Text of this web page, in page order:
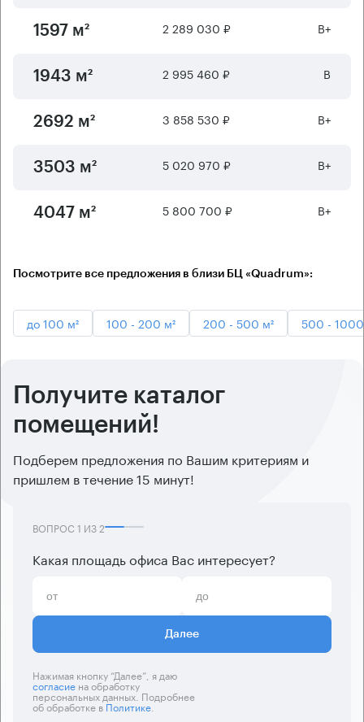
1597 м² 2 289 030 ₽ B+
1943 м² 2 995 460 ₽ B
2692 м² 3 858 530 ₽ B+
3503 м² 5 020 970 ₽ B+
4047 м² 5 800 700 ₽ B+
Посмотрите все предложения в близи БЦ «Quadrum»:
до 100 м² 100 - 200 м² 200 - 500 м² 500 -
Получите каталог
помещений!
Подберем предложения по Вашим критериям и
пришлем в течение 15 минут!
ВОПРОС 1 ИЗ2
Какая площадь офиса Вас интересует?
Далее
Нажимая кнопку “Далее”, я даю
согласиена обработку
персональных данных. Подробнее
об обработке вПолитике.